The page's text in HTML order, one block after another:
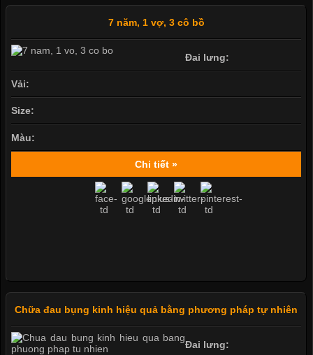
7 năm, 1 vợ, 3 cô bồ
Đai lưng:
Vải:
Size:
Màu:
Chi tiết »
Chữa đau bụng kinh hiệu quả bằng phương pháp tự nhiên
Đai lưng: